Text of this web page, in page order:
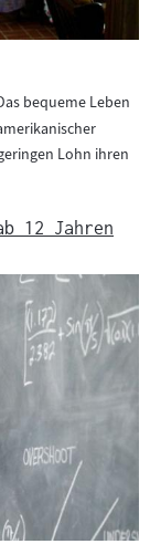
bequeme Leben
Lohn ihren
12 Jahren